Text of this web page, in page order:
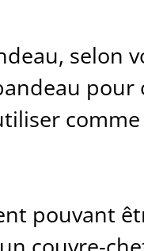
selon
pour
pouvant